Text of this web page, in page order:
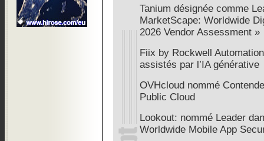
Tanium désignée comme
MarketScape: Worldwide
2026 Vendor Assessment »
Fiix by Rockwell
assistés par l’IA générative
OVHcloud nommé
Public Cloud
Lookout: nommé Leader
Worldwide Mobile App